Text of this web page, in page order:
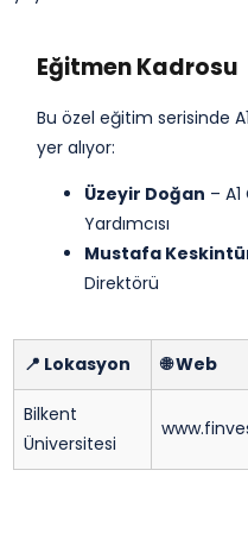
Eğitmen Kadrosu
Bu özel eğitim serisinde
yer alıyor:
Üzeyir Doğan –
Yardımcısı
Mustafa
Direktörü
📍 Lokasyon 🌐 Web
Bilkent
Üniversitesi